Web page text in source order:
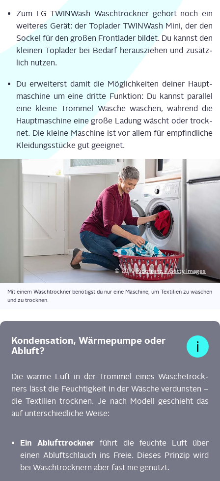
Zum LG TWIN­Wa­sh Wasch­trock­ner gehört noch ein
wei­te­res Gerät: der Top­la­der TWIN­Wa­sh Mini, der den
Sockel für den gro­ßen Front­la­der bil­det. Du kannst den
klei­nen Top­la­der bei Bedarf her­aus­zie­hen und zusätz­
lich nutzen.
Du erwei­terst damit die Mög­lich­kei­ten dei­ner Haupt­
ma­schi­ne um eine drit­te Funk­ti­on: Du kannst par­al­lel
eine klei­ne Trom­mel Wäsche waschen, wäh­rend die
Haupt­ma­schi­ne eine gro­ße Ladung wäscht oder trock­
net. Die klei­ne Maschi­ne ist vor allem für emp­find­li­che
Klei­dungs­stü­cke gut geeignet.
© 2019Rido­franz / Get­ty Images
Mit einem Wasch­trock­ner benö­tigst du nur eine Maschi­ne, um Tex­ti­li­en zu waschen
und zu trocknen.
Kon­den­sa­ti­on, Wär­me­pum­pe oder
Abluft?
Die war­me Luft in der Trom­mel eines Wäsche­trock­
ners lässt die Feuch­tig­keit in der Wäsche ver­duns­ten –
die Tex­ti­li­en trock­nen. Je nach Modell geschieht das
auf unter­schied­li­che Weise:
Ein Abluft­trock­ner führt die feuch­te Luft über
einen Abluft­schlauch ins Freie. Die­ses Prin­zip wird
bei Wasch­trock­nern aber fast nie genutzt.